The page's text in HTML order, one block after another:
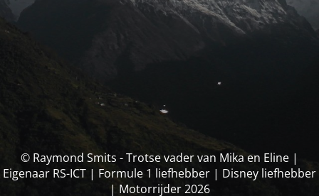
© Raymond Smits - Trotse vader van Mika en Eline |
Eigenaar RS-ICT | Formule 1 liefhebber | Disney liefhebber
| Motorrijder 2026